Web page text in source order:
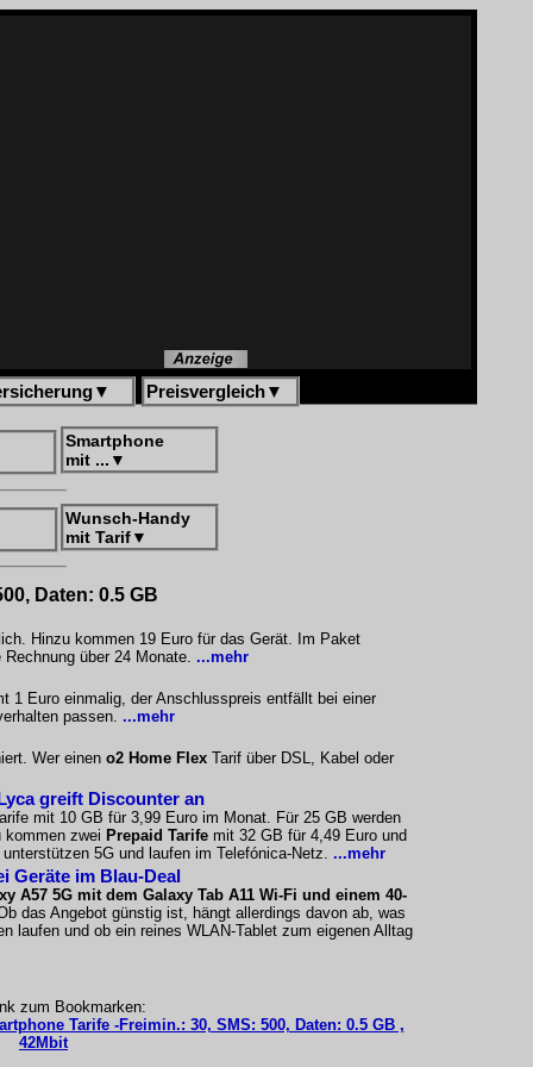
▼ Preisvergleich▼
Smartphone
mit ... ▼
Wunsch-Handy
mit Tarif▼
Daten: 0.5 GB
Hinzu kommen 19 Euro für das Gerät. Im Paket
über 24 Monate. ...mehr
1 Euro einmalig, der Anschlusspreis entfällt bei einer
passen. ...mehr
Wer einen o2 Home Flex Tarif über DSL, Kabel oder
greift Discounter an
mit 10 GB für 3,99 Euro im Monat. Für 25 GB werden
zwei Prepaid Tarife mit 32 GB für 4,49 Euro und
5G und laufen im Telefónica-Netz. ...mehr
Geräte im Blau-Deal
A57 5G mit dem Galaxy Tab A11 Wi-Fi und einem 40-
das Angebot günstig ist, hängt allerdings davon ab, was
laufen und ob ein reines WLAN-Tablet zum eigenen Alltag
zum Bookmarken:
Tarife -Freimin.: 30, SMS: 500, Daten: 0.5 GB ,
42Mbit